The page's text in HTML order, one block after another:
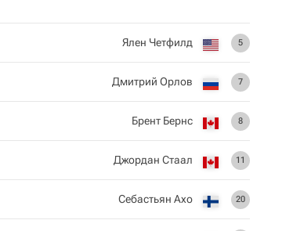
5
Ялен Четфилд
7
Дмитрий Орлов
8
Брент Бернс
11
Джордан Стаал
20
Себастьян Ахо